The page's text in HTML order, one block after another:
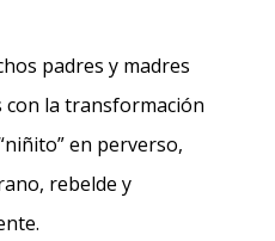
padres y madres
con la transformación
en perverso,
rebelde y